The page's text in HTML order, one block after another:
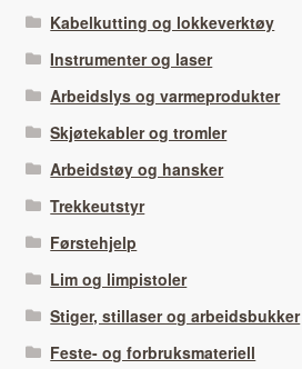
Kabelkutting og lokkeverktøy
Instrumenter og laser
Arbeidslys og varmeprodukter
Skjøtekabler og tromler
Arbeidstøy og hansker
Trekkeutstyr
Førstehjelp
Lim og limpistoler
Stiger, stillaser og arbeidsbukker
Feste- og forbruksmateriell